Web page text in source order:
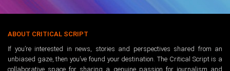
ABOUT CRITICAL SCRIPT
If you’re interested in news, stories and perspectives shared from an
unbiased gaze, then you’ve found your destination. The Critical Script is a
collaborative space for sharing a genuine passion for journalism and